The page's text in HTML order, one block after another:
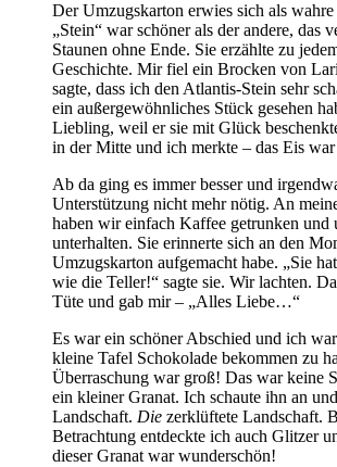
Der Umzugskarton erwies sich als
„Stein“ war schöner als der andere, das
Staunen ohne Ende. Sie erzählte zu
Geschichte. Mir fiel ein Brocken von
sagte, dass ich den Atlantis-Stein sehr
ein außergewöhnliches Stück gesehen
Liebling, weil er sie mit Glück
in der Mitte und ich merkte – das Eis
Ab da ging es immer besser und
Unterstützung nicht mehr nötig. An
haben wir einfach Kaffee getrunken und
unterhalten. Sie erinnerte sich an den
Umzugskarton aufgemacht habe. „Sie
wie die Teller!“ sagte sie. Wir lachten.
Tüte und gab mir – „Alles Liebe…“
Es war ein schöner Abschied und ich
kleine Tafel Schokolade bekommen zu
Überraschung war groß! Das war keine
ein kleiner Granat. Ich schaute ihn an
Landschaft. Die zerklüftete Landschaft.
Betrachtung entdeckte ich auch Glitzer
dieser Granat war wunderschön!